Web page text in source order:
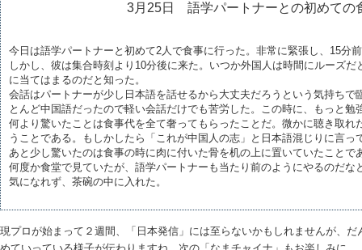
3月25日 語学パートナーとの初めての
今日は語学パートナーと初めて2人で食事に行った。非常に緊張し、15分
しかし、彼は集合時刻より10分後に来た。いつか外国人は時間にルーズだ
に当てはまるのだと知った。
会話はパートナーが少し日本語を話せるから大丈夫だろうという気持ちで
とんど中国語だったので軽い会話だけでも苦労した。この時に、もっと勉
何より驚いたことは食事代を全て奢ってもらったことだ。微かに聴き取れ
うことである。もしかしたら「これが中国人の志」と日本語混じりに言っ
あと少し驚いたのは食事の時に肉に付いた骨を机の上に置いていたことで
何度か食堂で見ていたが、語学パートナーも当たり前のようにやるのだな
気になれず、茶碗の中に入れた。
現プロが始まって２週間、「日本発信」には至らないかもしれませんが、